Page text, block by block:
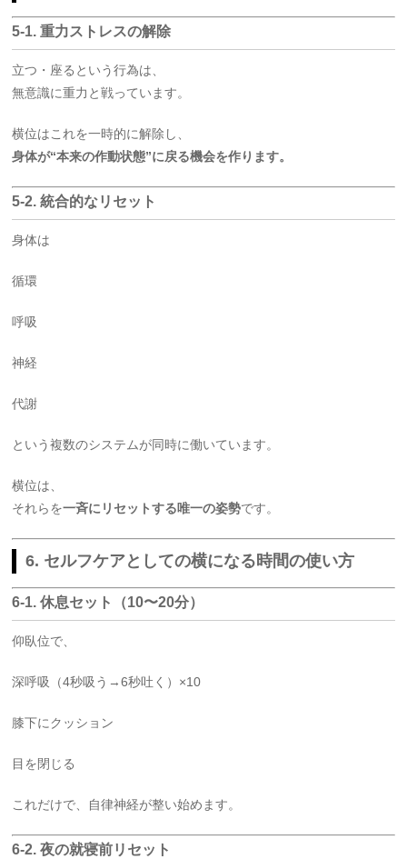
5-1. 重力ストレスの解除
立つ・座るという行為は、
無意識に重力と戦っています。
横位はこれを一時的に解除し、
身体が“本来の作動状態”に戻る機会を作ります。
5-2. 統合的なリセット
身体は
循環
呼吸
神経
代謝
という複数のシステムが同時に働いています。
横位は、
それらを一斉にリセットする唯一の姿勢です。
6. セルフケアとしての横になる時間の使い方
6-1. 休息セット（10〜20分）
仰臥位で、
深呼吸（4秒吸う→6秒吐く）×10
膝下にクッション
目を閉じる
これだけで、自律神経が整い始めます。
6-2. 夜の就寝前リセット